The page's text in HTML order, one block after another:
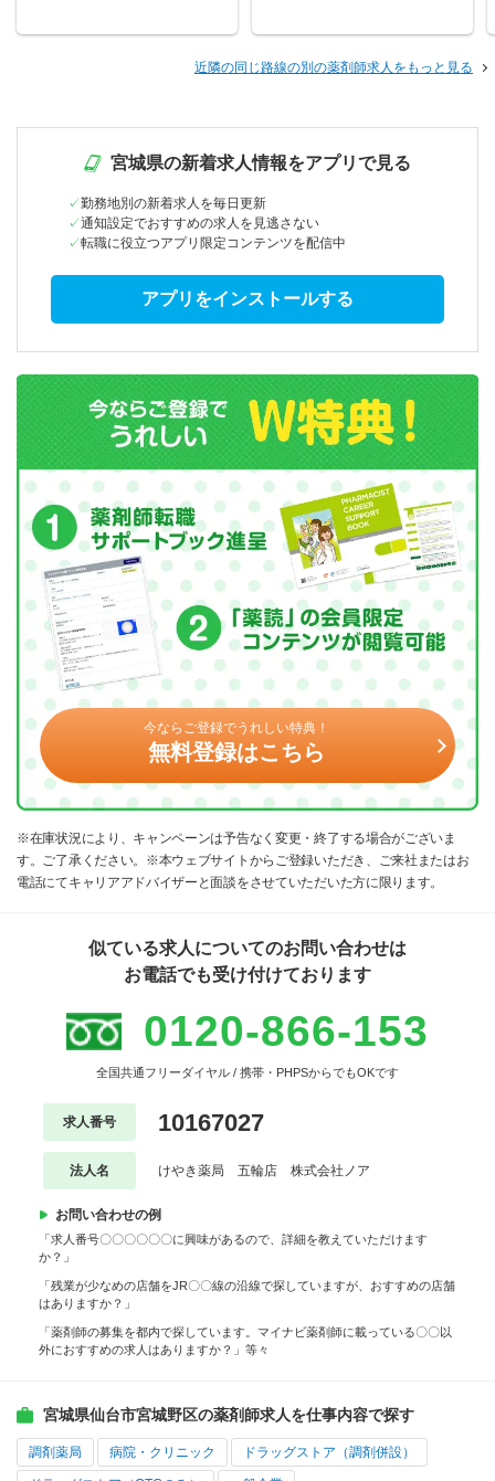
近隣の同じ路線の別の薬剤師求人をもっと見る
宮城県の新着求人情報をアプリで見る
勤務地別の新着求人を毎日更新
通知設定でおすすめの求人を見逃さない
転職に役立つアプリ限定コンテンツを配信中
アプリをインストールする
今ならご登録でうれしい特典！
無料登録はこちら
※在庫状況により、キャンペーンは予告なく変更・終了する場合がございま
す。ご了承ください。※本ウェブサイトからご登録いただき、ご来社またはお
電話にてキャリアアドバイザーと面談をさせていただいた方に限ります。
似ている求人についてのお問い合わせは
お電話でも受け付けております
0120-866-153
全国共通フリーダイヤル / 携帯・PHPSからでもOKです
求人番号 10167027
法人名 けやき薬局 五輪店 株式会社ノア
お問い合わせの例
「求人番号〇〇〇〇〇〇に興味があるので、詳細を教えていただけます
か？」
「残業が少なめの店舗をJR〇〇線の沿線で探していますが、おすすめの店舗
はありますか？」
「薬剤師の募集を都内で探しています。マイナビ薬剤師に載っている〇〇以
外におすすめの求人はありますか？」等々
宮城県仙台市宮城野区の薬剤師求人を仕事内容で探す
調剤薬局 病院・クリニック ドラッグストア（調剤併設）